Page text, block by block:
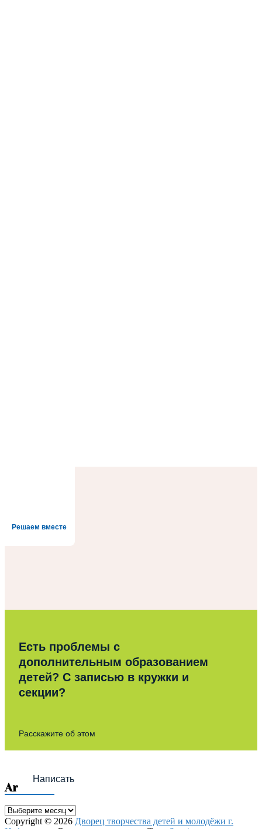
Решаем вместе
Есть проблемы с
дополнительным образованием
детей? С записью в кружки и
секции?
Расскажите об этом
Написать
Archives
Archives
Copyright © 2026 Дворец творчества детей и молодёжи г.